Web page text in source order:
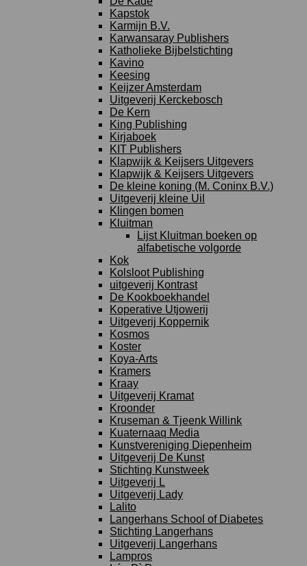
Kapstok
Karmijn B.V.
Karwansaray Publishers
Katholieke Bijbelstichting
Kavino
Keesing
Keijzer Amsterdam
Uitgeverij Kerckebosch
De Kern
King Publishing
Kirjaboek
KIT Publishers
Klapwijk & Keijsers Uitgevers
Klapwijk & Keijsers Uitgevers
De kleine koning (M. Coninx B.V.)
Uitgeverij kleine Uil
Klingen bomen
Kluitman
Lijst Kluitman boeken op
alfabetische volgorde
Kok
Kolsloot Publishing
uitgeverij Kontrast
De Kookboekhandel
Koperative Utjowerij
Uitgeverij Koppernik
Kosmos
Koster
Koya-Arts
Kramers
Kraay
Uitgeverij Kramat
Kroonder
Kruseman & Tjeenk Willink
Kuaternaaq Media
Kunstvereniging Diepenheim
Uitgeverij De Kunst
Stichting Kunstweek
Uitgeverij L
Uitgeverij Lady
Lalito
Langerhans School of Diabetes
Stichting Langerhans
Uitgeverij Langerhans
Lampros